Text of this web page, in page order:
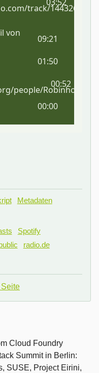
Metadaten
Spotify
radio.de
Cloud Foundry
Summit in Berlin:
SUSE, Project Eirini,